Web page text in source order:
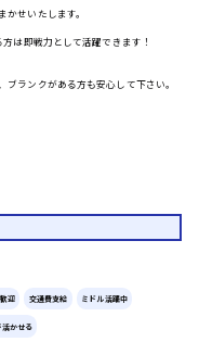
せいたします。
は即戦力として活躍できます！
ランクがある方も安心して下さい。
迎 交通費支給 ミドル活躍中
活かせる